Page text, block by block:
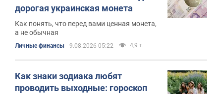
дорогая украинская монета
Как понять, что перед вами ценная монета,
а не обычная
Личные финансы 9.08.2026 05:22 4,9 т.
Как знаки зодиака любят
проводить выходные: гороскоп